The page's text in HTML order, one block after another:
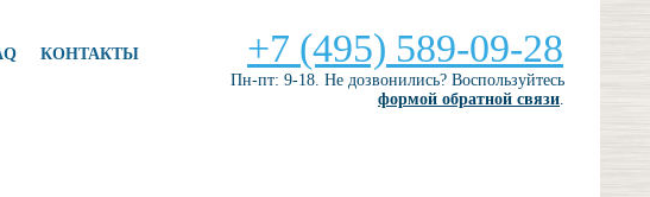
КОНТАКТЫ +7 (495) 589-09-28
Пн-пт: 9-18. Не дозвонились? Воспользуйтесь
формой обратной связи.